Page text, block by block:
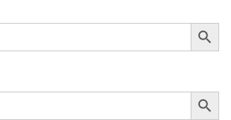
Search Button
Search Button